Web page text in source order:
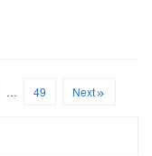
… 49 Next